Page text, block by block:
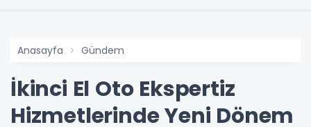
Anasayfa Gündem
İkinci El Oto Ekspertiz
Hizmetlerinde Yeni Dönem